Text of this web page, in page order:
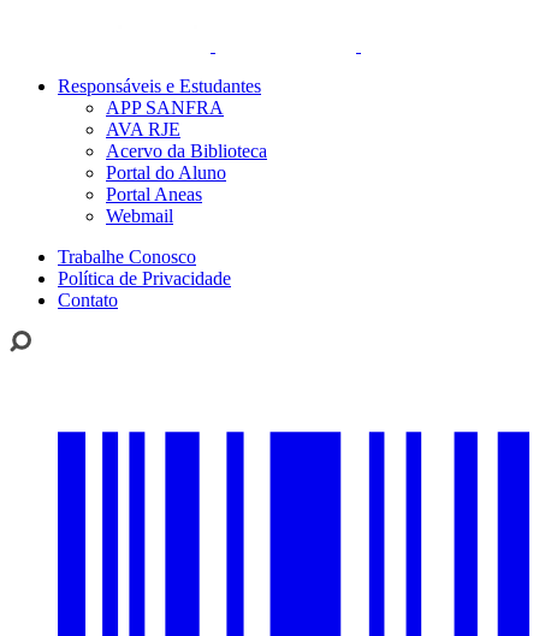
Responsáveis e Estudantes
APP SANFRA
AVA RJE
Acervo da Biblioteca
Portal do Aluno
Portal Aneas
Webmail
Trabalhe Conosco
Política de Privacidade
Contato